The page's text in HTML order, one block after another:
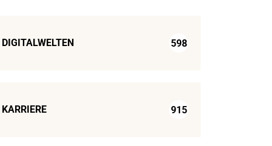
DIGITALWELTEN 598
KARRIERE 915